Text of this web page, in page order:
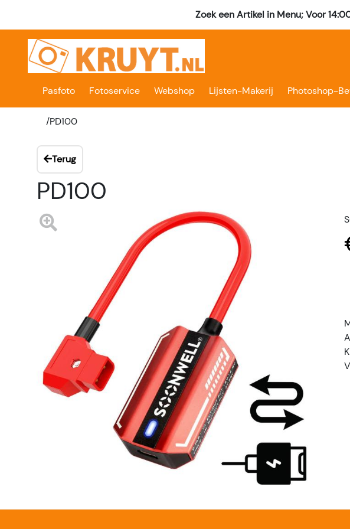
Zoek een Artikel in Menu; Voor
Pasfoto Fotoservice Webshop Lijsten-Makerij Photoshop-
/PD100
Terug
PD100